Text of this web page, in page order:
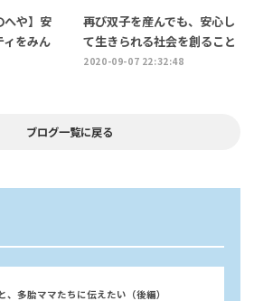
へや】安
ィをみん
再び双子を産んでも、安心し
て生きられる社会を創ること
2020-09-07 22:32:48
ブログ一覧に戻る
、多胎ママたちに伝えたい（後編）